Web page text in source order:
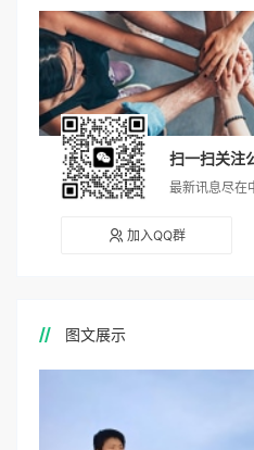
扫一扫关注
最新讯息尽在
加入QQ群
图文展示